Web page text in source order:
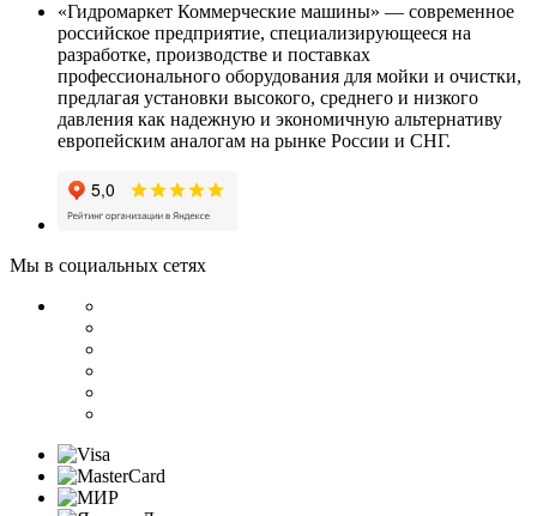
«Гидромаркет Коммерческие машины» — современное
российское предприятие, специализирующееся на
разработке, производстве и поставках
профессионального оборудования для мойки и очистки,
предлагая установки высокого, среднего и низкого
давления как надежную и экономичную альтернативу
европейским аналогам на рынке России и СНГ.
Мы в социальных сетях